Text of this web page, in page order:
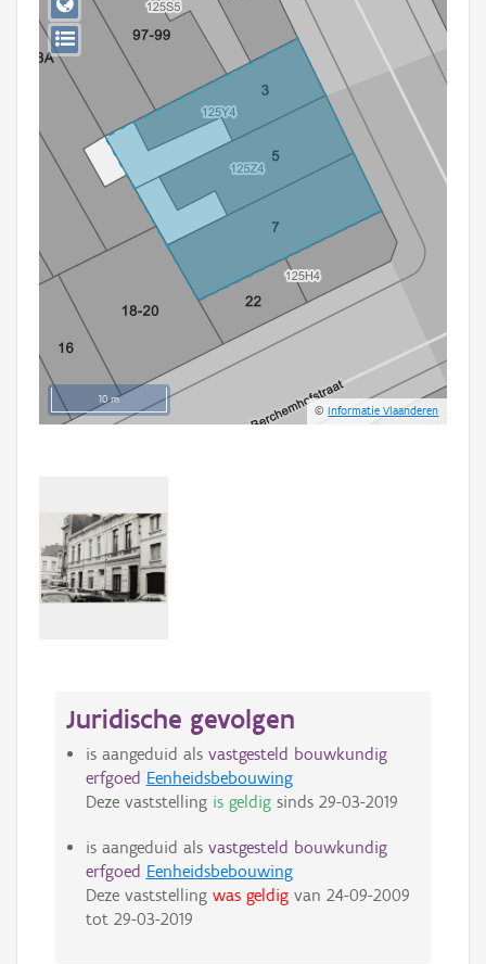
Aanmelden
10 m
©Informatie Vlaanderen
Juridische gevolgen
is aangeduid als vastgesteld bouwkundig
erfgoed Eenheidsbebouwing
Deze vaststelling is geldigsinds 29-03-2019
is aangeduid als vastgesteld bouwkundig
erfgoed Eenheidsbebouwing
Deze vaststelling was geldigvan 24-09-2009
tot 29-03-2019